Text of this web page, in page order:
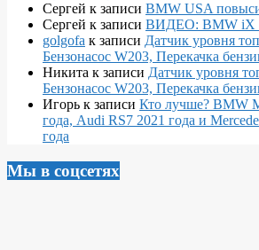
Сергей к записи BMW USA
Сергей к записи ВИДЕО: BMW iX
golgofa к записи Датчик уровня
Бензонасос W203, Перекачка
Никита к записи Датчик уровня
Бензонасос W203, Перекачка
Игорь к записи Кто лучше? BMW
года, Audi RS7 2021 года и
года
Мы в соцсетях